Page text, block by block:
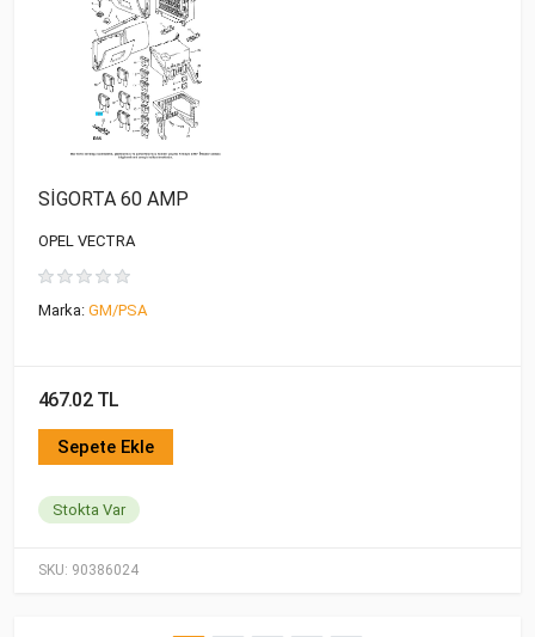
SKU: 90386024
SİGORTA 60 AMP
OPEL VECTRA
Marka: GM/PSA
467.02 TL
Sepete Ekle
Stokta Var